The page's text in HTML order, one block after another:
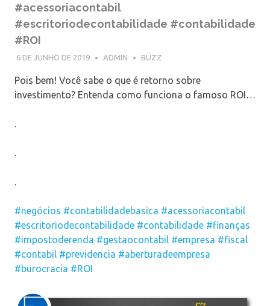
#acessoriacontabil
#escritoriodecontabilidade #contabilidade
#ROI
6 DE JUNHO DE 2019 ADMIN BUZZ
Pois bem! Você sabe o que é retorno sobre
investimento? Entenda como funciona o famoso ROI…
.
.
.
#negócios #contabilidadebasica #acessoriacontabil
#escritoriodecontabilidade #contabilidade #finanças
#impostoderenda #gestaocontabil #empresa #fiscal
#contabil #previdencia #aberturadeempresa
#burocracia #ROI